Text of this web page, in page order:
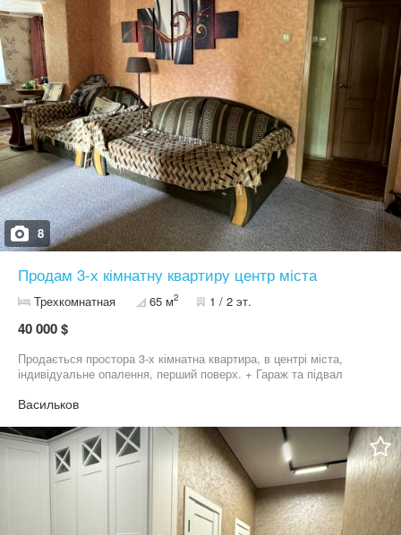
8
Продам 3-х кімнатну квартиру центр міста
Трехкомнатная 65 м2 1 / 2 эт.
40 000 $
Продається простора 3-х кімнатна квартира, в центрі міста,
індивідуальне опалення, перший поверх. + Гараж та підвал
Васильков